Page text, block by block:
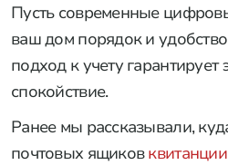
Пусть современные
ваш дом порядок и
подход к учету
спокойствие.
Ранее мы рассказывали,
почтовых ящиков